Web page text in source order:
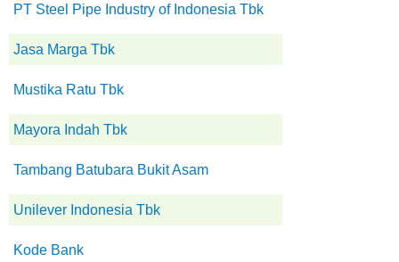
PT Steel Pipe Industry of Indonesia Tbk
Jasa Marga Tbk
Mustika Ratu Tbk
Mayora Indah Tbk
Tambang Batubara Bukit Asam
Unilever Indonesia Tbk
Kode Bank